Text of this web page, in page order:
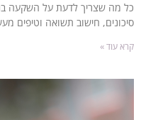
כל מה שצריך לדעת על השקעה
סיכונים, חישוב תשואה וטיפים
קרא עוד »